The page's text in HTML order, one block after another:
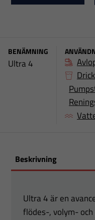
BENÄMNING
Ultra 4
Beskrivning
Ultra 4 är en
flödes-, volym-